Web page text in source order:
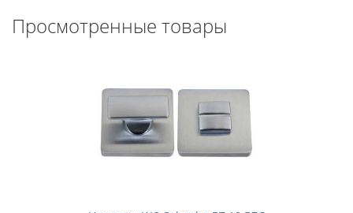
Просмотренные товары